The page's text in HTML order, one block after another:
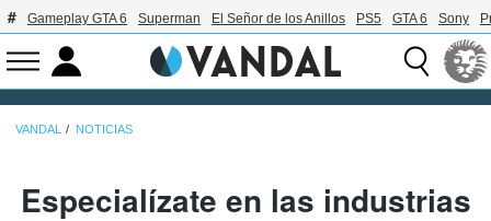
Gameplay GTA 6 Superman El Señor de los Anillos PS5 GTA 6 Sony
VANDAL NOTICIAS
Especialízate en las industrias